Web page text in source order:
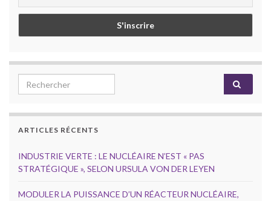
Search for:
ARTICLES RÉCENTS
INDUSTRIE VERTE : LE NUCLÉAIRE N’EST « PAS
STRATÉGIQUE », SELON URSULA VON DER LEYEN
MODULER LA PUISSANCE D’UN RÉACTEUR NUCLÉAIRE,